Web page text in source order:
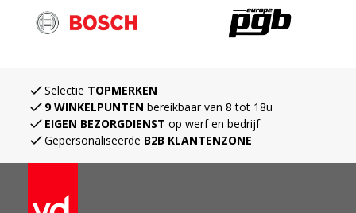
Meer koeling.
Gewichtsbesparing.
Selectie TOPMERKEN
9 WINKELPUNTEN bereikbaar van 8 tot 18u
EIGEN BEZORGDIENST op werf en bedrijf
Gepersonaliseerde B2B KLANTENZONE